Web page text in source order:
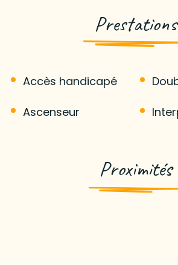
Prestations
Accès handicapé
Ascenseur
Proximités